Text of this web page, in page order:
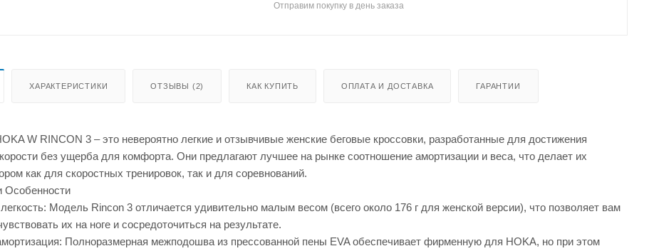
Отправим покупку в день заказа
ХАРАКТЕРИСТИКИ ОТЗЫВЫ (2) КАК КУПИТЬ ОПЛАТА И ДОСТАВКА ГАРАНТИИ
W RINCON 3 – это невероятно легкие и отзывчивые женские беговые кроссовки, разработанные для достижения
без ущерба для комфорта. Они предлагают лучшее на рынке соотношение амортизации и веса, что делает их
как для скоростных тренировок, так и для соревнований.
Особенности
Модель Rincon 3 отличается удивительно малым весом (всего около 176 г для женской версии), что позволяет вам
их на ноге и сосредоточиться на результате.
Полноразмерная межподошва из прессованной пены EVA обеспечивает фирменную для HOKA, но при этом